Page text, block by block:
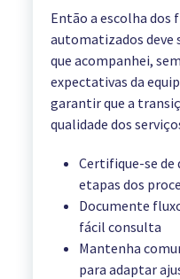
Então a escolha dos
automatizados deve
que acompanhei,
expectativas da
garantir que a
qualidade dos
Certifique-se de
etapas dos
Documente
fácil consulta
Mantenha
para adaptar